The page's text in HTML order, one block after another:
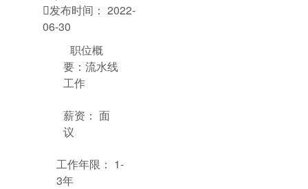
发布时间： 2022-
06-30
职位概
要：流水线
工作
薪资： 面
议
工作年限： 1-
3年